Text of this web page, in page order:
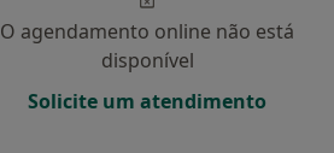
O agendamento online não está
disponível
Solicite um atendimento